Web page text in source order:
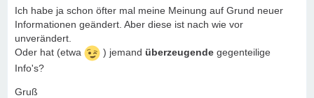
Ich habe ja schon öfter mal meine Meinung auf Grund neuer
Informationen geändert. Aber diese ist nach wie vor
unverändert.
Oder hat (etwa
) jemand überzeugende gegenteilige
Info's?
Gruß